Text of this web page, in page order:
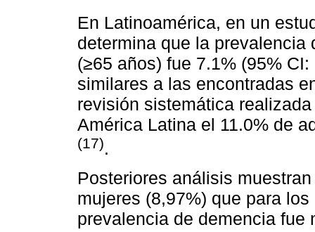
En Latinoamérica, en un
determina que la
(≥65 años) fue 7.1% (95%
similares a las encontradas
revisión sistemática
América Latina el 11.0% de
(17).
Posteriores análisis
mujeres (8,97%) que para
prevalencia de demencia fue